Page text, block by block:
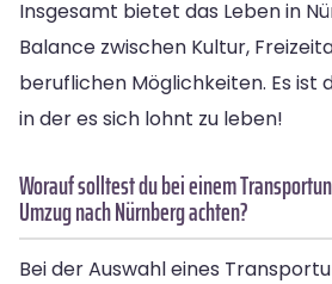
Insgesamt bietet das Leben in
Balance zwischen Kultur,
beruflichen Möglichkeiten. Es ist
in der es sich lohnt zu leben!
Worauf solltest du bei einem
Umzug nach Nürnberg achten?
Bei der Auswahl eines